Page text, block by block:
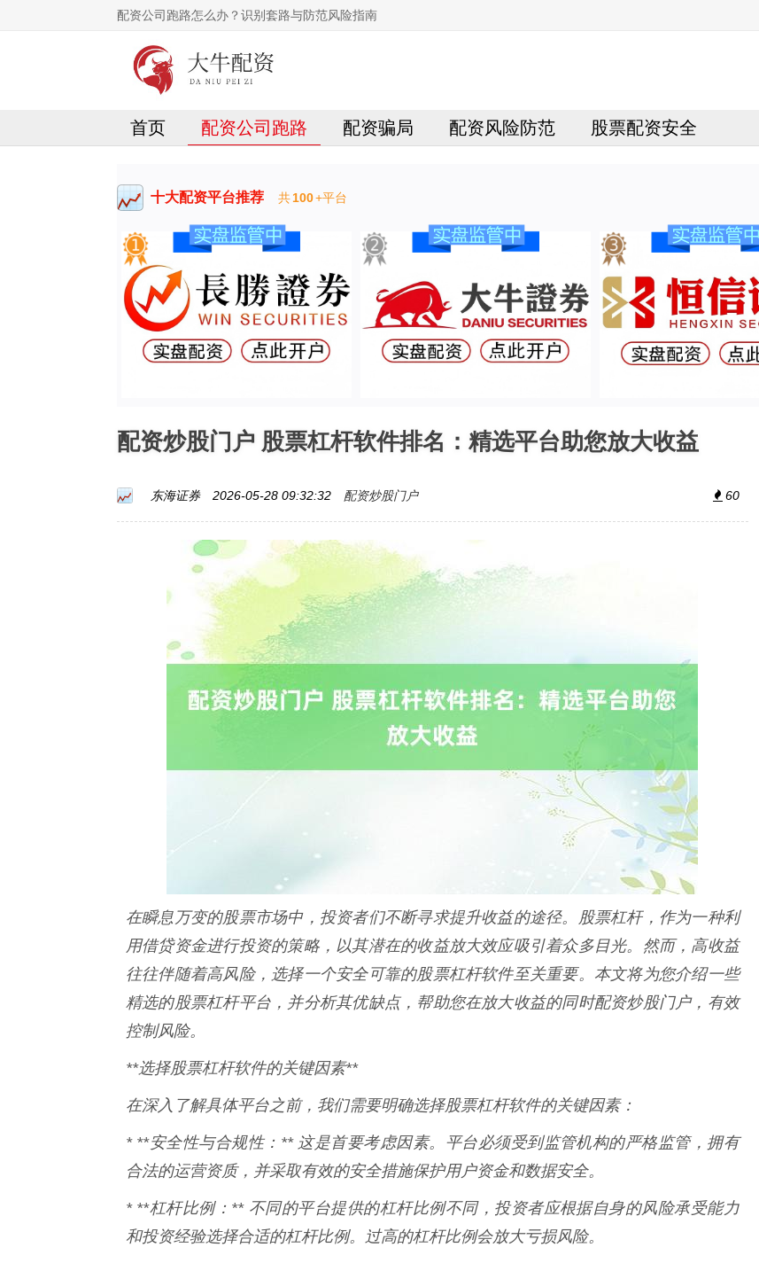
配资公司跑路怎么办？识别套路与防范风险指南
首页 配资公司跑路 配资骗局 配资风险防范 股票配资安全
十大配资平台推荐 共100+平台
配资炒股门户 股票杠杆软件排名：精选平台助您放大收益
东海证券 2026-05-28 09:32:32 配资炒股门户 60
在瞬息万变的股票市场中，投资者们不断寻求提升收益的途径。股票杠杆，作为一种利
用借贷资金进行投资的策略，以其潜在的收益放大效应吸引着众多目光。然而，高收益
往往伴随着高风险，选择一个安全可靠的股票杠杆软件至关重要。本文将为您介绍一些
精选的股票杠杆平台，并分析其优缺点，帮助您在放大收益的同时配资炒股门户，有效
控制风险。
**选择股票杠杆软件的关键因素**
在深入了解具体平台之前，我们需要明确选择股票杠杆软件的关键因素：
* **安全性与合规性：** 这是首要考虑因素。平台必须受到监管机构的严格监管，拥有
合法的运营资质，并采取有效的安全措施保护用户资金和数据安全。
* **杠杆比例：** 不同的平台提供的杠杆比例不同，投资者应根据自身的风险承受能力
和投资经验选择合适的杠杆比例。过高的杠杆比例会放大亏损风险。